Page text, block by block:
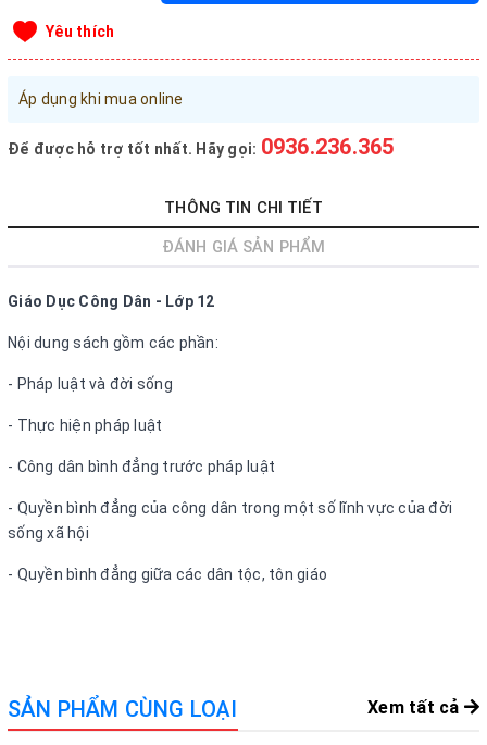
Đăng nhập tài khoản
Sản phẩm yêu thích
Xem giỏ hàng
LIÊN HỆ - HỖ TRỢ KHÁCH HÀNG
090.215.9818
Chính sách vận chuyển, Bảo hành, Bảo mật thông tin
Trở về trang chủ
Yêu thích
Áp dụng khi mua online
Để được hỗ trợ tốt nhất. Hãy gọi: 0936.236.365
THÔNG TIN CHI TIẾT
ĐÁNH GIÁ SẢN PHẨM
Giáo Dục Công Dân - Lớp 12
Nội dung sách gồm các phần:
- Pháp luật và đời sống
- Thực hiện pháp luật
- Công dân bình đẳng trước pháp luật
- Quyền bình đẳng của công dân trong một số lĩnh vực của đời
sống xã hội
- Quyền bình đẳng giữa các dân tộc, tôn giáo
SẢN PHẨM CÙNG LOẠI Xem tất cả